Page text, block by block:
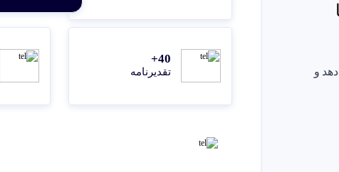
و
40+
تقدیرنامه